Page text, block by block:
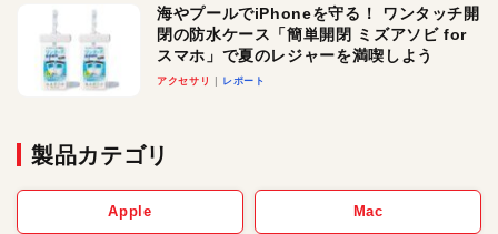
海やプールでiPhoneを守る！ ワンタッチ開
閉の防水ケース「簡単開閉 ミズアソビ for
スマホ」で夏のレジャーを満喫しよう
アクセサリ レポート
製品カテゴリ
Apple Mac